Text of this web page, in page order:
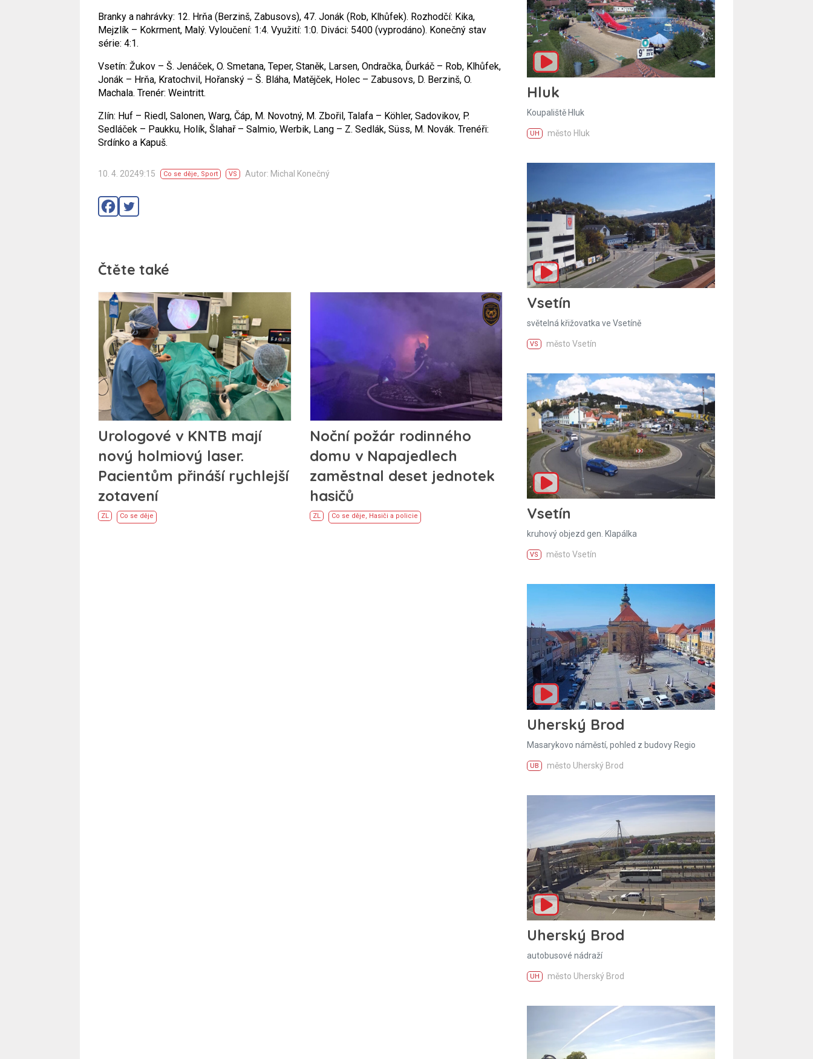
Branky a nahrávky: 12. Hrňa (Berzinš, Zabusovs), 47. Jonák (Rob, Klhůfek). Rozhodčí: Kika,
Mejzlík – Kokrment, Malý. Vyloučení: 1:4. Využití: 1:0. Diváci: 5400 (vyprodáno). Konečný stav
série: 4:1.
Vsetín: Žukov – Š. Jenáček, O. Smetana, Teper, Staněk, Larsen, Ondračka, Ďurkáč – Rob, Klhůfek,
Jonák – Hrňa, Kratochvil, Hořanský – Š. Bláha, Matějček, Holec – Zabusovs, D. Berzinš, O.
Machala. Trenér: Weintritt.
Zlín: Huf – Riedl, Salonen, Warg, Čáp, M. Novotný, M. Zbořil, Talafa – Köhler, Sadovikov, P.
Sedláček – Paukku, Holík, Šlahař – Salmio, Werbik, Lang – Z. Sedlák, Süss, M. Novák. Trenéři:
Srdínko a Kapuš.
10. 4. 20249:15 Co se děje, Sport VS Autor: Michal Konečný
Čtěte také
Urologové v KNTB mají
nový holmiový laser.
Pacientům přináší rychlejší
zotavení
ZL Co se děje
Noční požár rodinného
domu v Napajedlech
zaměstnal deset jednotek
hasičů
ZL Co se děje, Hasiči a policie
Hluk
Koupaliště Hluk
UH město Hluk
Vsetín
světelná křižovatka ve Vsetíně
VS město Vsetín
Vsetín
kruhový objezd gen. Klapálka
VS město Vsetín
Uherský Brod
Masarykovo náměstí, pohled z budovy Regio
UB město Uherský Brod
Uherský Brod
autobusové nádraží
UH město Uherský Brod